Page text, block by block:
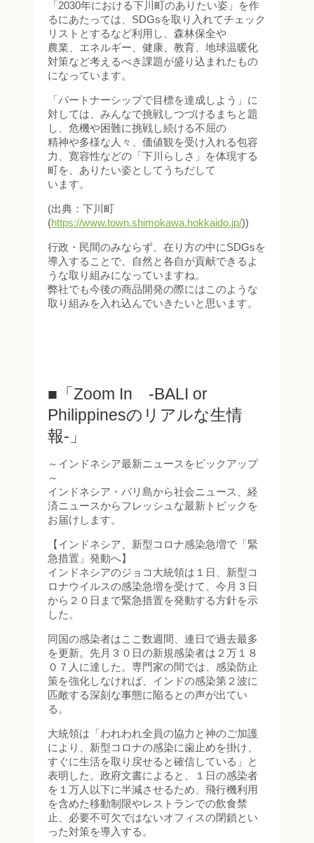
「2030年における下川町のありたい姿」を作
るにあたっては、SDGsを取り入れてチェック
リストとするなど利用し、森林保全や
農業、エネルギー、健康、教育、地球温暖化
対策など考えるべき課題が盛り込まれたもの
になっています。
「パートナーシップで目標を達成しよう」に
対しては、みんなで挑戦しつづけるまちと題
し、危機や困難に挑戦し続ける不屈の
精神や多様な人々、価値観を受け入れる包容
力、寛容性などの「下川らしさ」を体現する
町を、ありたい姿としてうちだして
います。
(出典：下川町
(https://www.town.shimokawa.hokkaido.jp/))
行政・民間のみならず、在り方の中にSDGsを
導入することで、自然と各自が貢献できるよ
うな取り組みになっていますね。
弊社でも今後の商品開発の際にはこのような
取り組みを入れ込んでいきたいと思います。
■「Zoom In -BALI or
Philippinesのリアルな生情
報-」
～インドネシア最新ニュースをピックアップ
～
インドネシア・バリ島から社会ニュース、経
済ニュースからフレッシュな最新トピックを
お届けします。
【インドネシア、新型コロナ感染急増で「緊
急措置」発動へ】
インドネシアのジョコ大統領は１日、新型コ
ロナウイルスの感染急増を受けて、今月３日
から２０日まで緊急措置を発動する方針を示
した。
同国の感染者はここ数週間、連日で過去最多
を更新。先月３０日の新規感染者は２万１８
０７人に達した。専門家の間では、感染防止
策を強化しなければ、インドの感染第２波に
匹敵する深刻な事態に陥るとの声が出てい
る。
大統領は「われわれ全員の協力と神のご加護
により、新型コロナの感染に歯止めを掛け、
すぐに生活を取り戻せると確信している」と
表明した。政府文書によると、１日の感染者
を１万人以下に半減させるため、飛行機利用
を含めた移動制限やレストランでの飲食禁
止、必要不可欠ではないオフィスの閉鎖とい
った対策を導入する。